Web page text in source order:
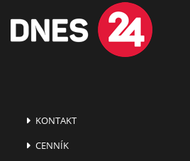
KONTAKT
CENNÍK